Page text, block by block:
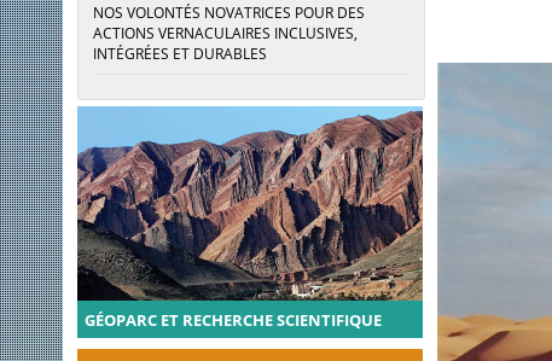
NOS VOLONTÉS NOVATRICES POUR DES
ACTIONS VERNACULAIRES INCLUSIVES,
INTÉGRÉES ET DURABLES
GÉOPARC ET RECHERCHE SCIENTIFIQUE